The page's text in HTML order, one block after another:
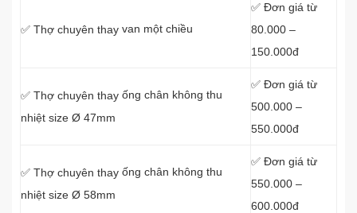
✅ Thợ chuyên thay van một chiều
✅ Đơn giá từ
80.000 –
150.000đ
✅ Thợ chuyên thay ống chân không thu
nhiệt size Ø 47mm
✅ Đơn giá từ
500.000 –
550.000đ
✅ Thợ chuyên thay ống chân không thu
nhiệt size Ø 58mm
✅ Đơn giá từ
550.000 –
600.000đ